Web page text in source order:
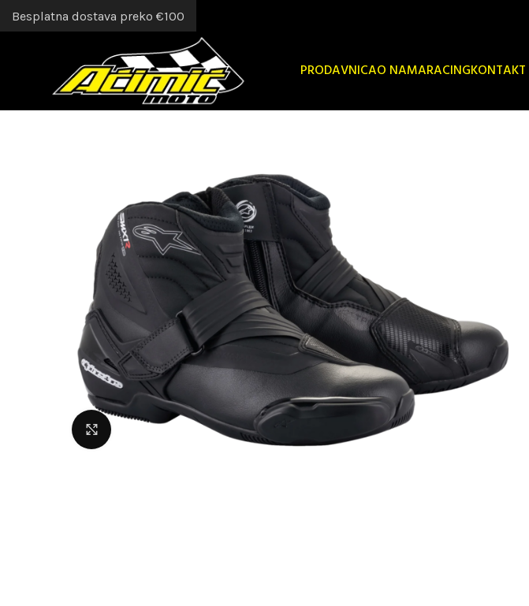
PRODAVNICAO NAMARACINGKONTAKT
Besplatna dostava preko €100